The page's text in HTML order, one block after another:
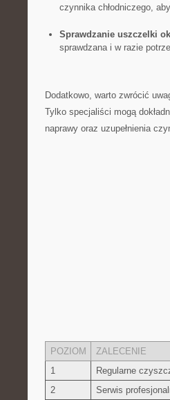
czynnika‌ chłodniczego,
Sprawdzanie uszczelki
sprawdzana i w ⁣razie
Dodatkowo,‌ warto zwrócić
Tylko‌ specjaliści mogą
naprawy⁢ oraz ⁢uzupełnienia
POZIOM
ZALECENIE
1
Regularne⁢
2
Serwis